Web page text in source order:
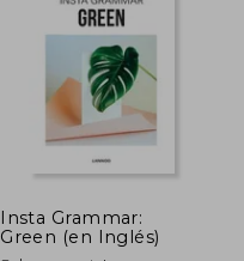
Insta Grammar:
Green (en Inglés)